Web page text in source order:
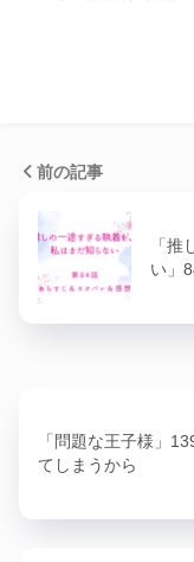
前の記事
「
い」
「問題な王子様」
てしまうから